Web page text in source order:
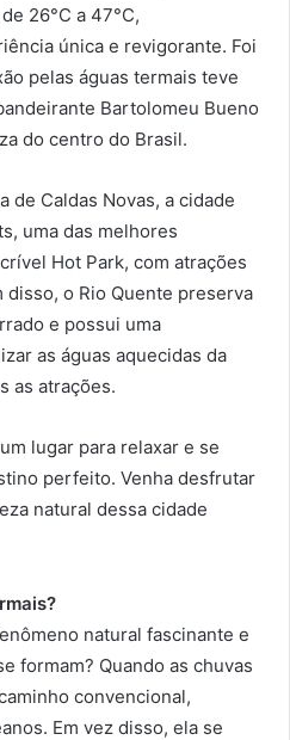
26°C a 47°C,
única e revigorante. Foi
pelas águas termais teve
Bartolomeu Bueno
do centro do Brasil.
de Caldas Novas, a cidade
uma das melhores
Hot Park, com atrações
o Rio Quente preserva
e possui uma
as águas aquecidas da
as atrações.
lugar para relaxar e se
perfeito. Venha desfrutar
natural dessa cidade
natural fascinante e
formam? Quando as chuvas
convencional,
Em vez disso, ela se